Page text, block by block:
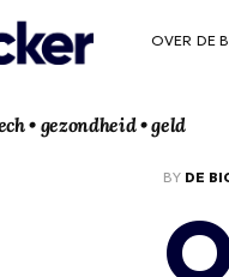
OVER DE
• gezondheid • geld
BY DE